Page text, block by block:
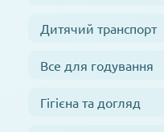
Дитячий транспорт
Все для годування
Гігієна та догляд